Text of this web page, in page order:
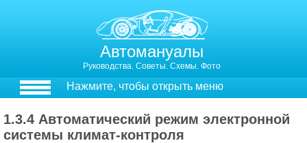
Автомануалы
Руководства. Советы. Схемы. Фото
Нажмите, чтобы открыть меню
1.3.4 Автоматический режим электронной
системы климат-контроля